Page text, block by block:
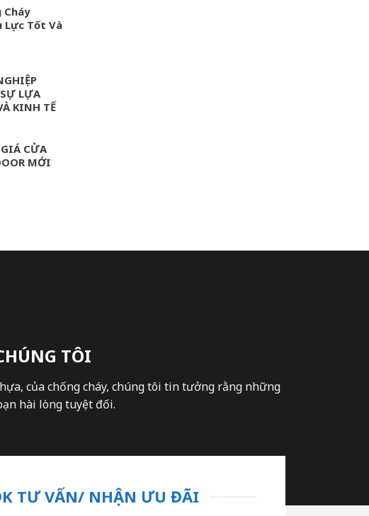
Cháy
Lực Tốt Và
LỰA
KINH TẾ
CỬA
MỚI
TÔI
của chống cháy, chúng tôi tin tưởng rằng những
hài lòng tuyệt đối.
TƯ VẤN/ NHẬN ƯU ĐÃI